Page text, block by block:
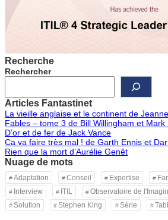
Recherche
Rechercher
Articles Fantastinet
La vieille anglaise et le continent de
Fables – tome 3 de Bill Willingham et Mark
D’or et de fer de Jack Vance
Ca va faire très mal ! de Garth Ennis et
Rien que la mort d’Aurélie Genêt
Nuage de mots
Adaptation Conseil Expertise
Interview
ITIL Observatoire de
Solution
Stephen King Série